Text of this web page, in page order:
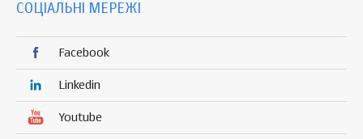
СОЦІАЛЬНІ МЕРЕЖІ
Facebook
Linkedin
Youtube